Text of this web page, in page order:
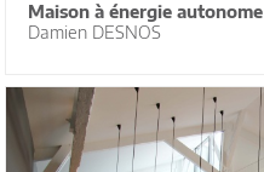
Maison à énergie autonome
Damien DESNOS